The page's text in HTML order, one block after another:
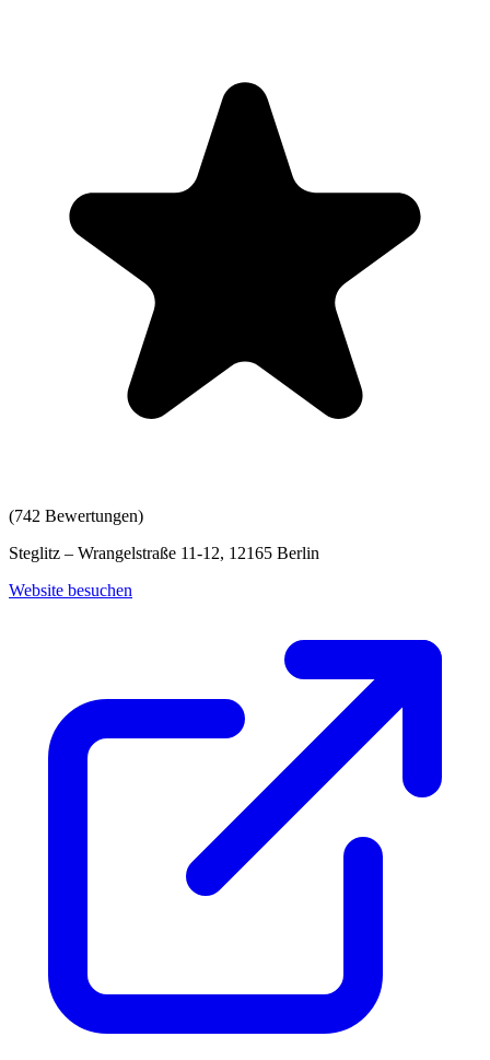
(742 Bewertungen)
Steglitz – Wrangelstraße 11-12, 12165 Berlin
Website besuchen